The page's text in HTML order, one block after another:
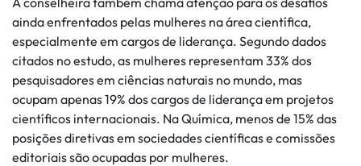
ainda enfrentados pelas mulheres na área científica,
especialmente em cargos de liderança. Segundo dados
citados no estudo, as mulheres representam 33% dos
pesquisadores em ciências naturais no mundo, mas
ocupam apenas 19% dos cargos de liderança em projetos
científicos internacionais. Na Química, menos de 15% das
posições diretivas em sociedades científicas e comissões
editoriais são ocupadas por mulheres.